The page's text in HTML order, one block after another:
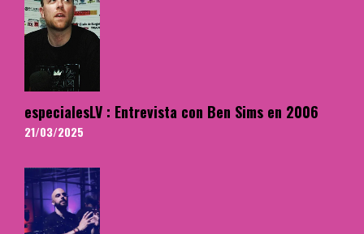
especialesLV : Entrevista con Ben Sims en 2006
21/03/2025